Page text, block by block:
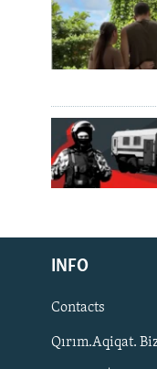
Русский
Українською
QOŞULIÑIZ!
INFO
Contacts
Qırım.Aqiqat.